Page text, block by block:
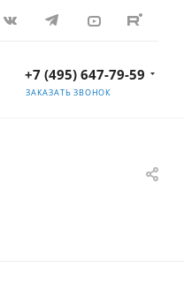
+7 (495) 647-79-59
ЗАКАЗАТЬ ЗВОНОК